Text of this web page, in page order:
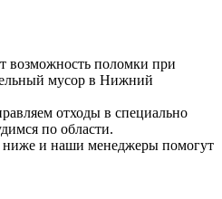
возможность поломки при
мусор в Нижний
отходы в специально
по области.
ниже и наши менеджеры помогут